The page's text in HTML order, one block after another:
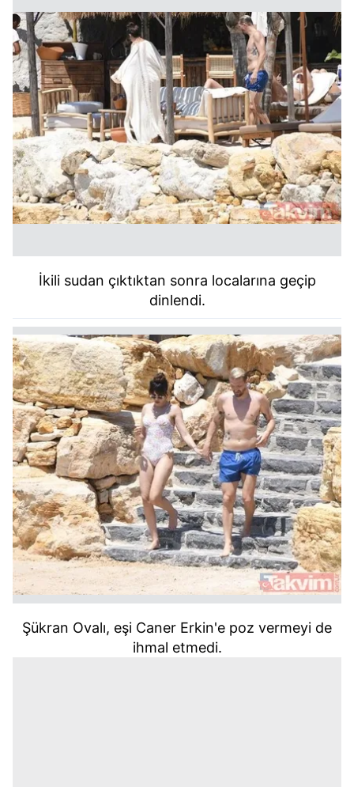
İkili sudan çıktıktan sonra localarına geçip
dinlendi.
Şükran Ovalı, eşi Caner Erkin'e poz vermeyi de
ihmal etmedi.